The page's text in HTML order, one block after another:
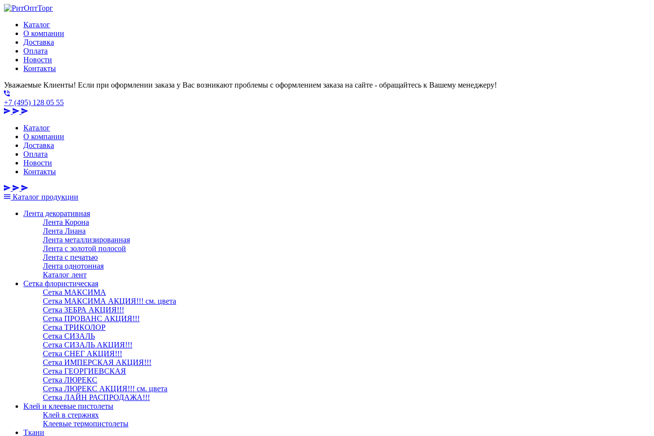
Каталог
О компании
Доставка
Оплата
Новости
Контакты
Уважаемые Клиенты! Если при оформлении заказа у Вас возникают проблемы с оформлением заказа на сайте - обращайтесь к Вашему менеджеру!
+7 (495) 128 05 55
Каталог
О компании
Доставка
Оплата
Новости
Контакты
Каталог продукции
Лента декоративная
Лента Корона
Лента Лиана
Лента металлизированная
Лента с золотой полосой
Лента с печатью
Лента однотонная
Каталог лент
Сетка флористическая
Сетка МАКСИМА
Сетка МАКСИМА АКЦИЯ!!! см. цвета
Сетка ЗЕБРА АКЦИЯ!!!
Сетка ПРОВАНС АКЦИЯ!!!
Сетка ТРИКОЛОР
Сетка СИЗАЛЬ
Сетка СИЗАЛЬ АКЦИЯ!!!
Сетка СНЕГ АКЦИЯ!!!
Сетка ИМПЕРСКАЯ АКЦИЯ!!!
Сетка ГЕОРГИЕВСКАЯ
Сетка ЛЮРЕКС
Сетка ЛЮРЕКС АКЦИЯ!!! см. цвета
Сетка ЛАЙН РАСПРОДАЖА!!!
Клей и клеевые пистолеты
Клей в стержнях
Клеевые термопистолеты
Ткани